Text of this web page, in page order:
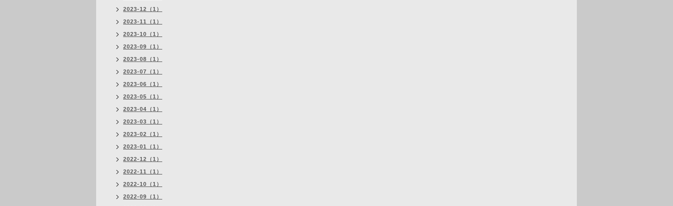
2023-12（1）
2023-11（1）
2023-10（1）
2023-09（1）
2023-08（1）
2023-07（1）
2023-06（1）
2023-05（1）
2023-04（1）
2023-03（1）
2023-02（1）
2023-01（1）
2022-12（1）
2022-11（1）
2022-10（1）
2022-09（1）